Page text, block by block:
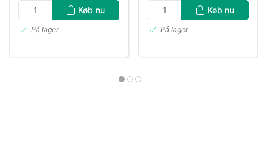
Køb nu
På lager
Køb nu
På lager